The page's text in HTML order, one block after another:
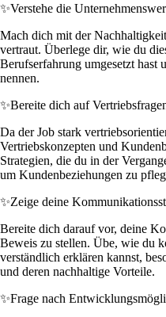
✨Verstehe die
Mach dich mit der
vertraut. Überlege dir, wie du
Berufserfahrung umgesetzt hast
nennen.
✨Bereite dich auf
Da der Job stark
Vertriebskonzepten und
Strategien, die du in der
um Kundenbeziehungen zu
✨Zeige deine
Bereite dich darauf vor, deine
Beweis zu stellen. Übe, wie du
verständlich erklären kannst,
und deren nachhaltige Vorteile.
✨Frage nach